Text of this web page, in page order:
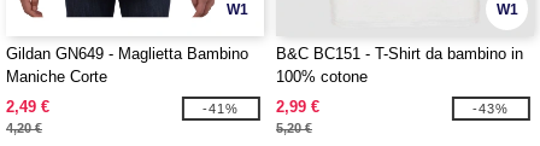
W1
Gildan GN649 - Maglietta Bambino
Maniche Corte
2,49 €
4,20 €
-41%
W1
B&C BC151 - T-Shirt da bambino in
100% cotone
2,99 €
5,20 €
-43%